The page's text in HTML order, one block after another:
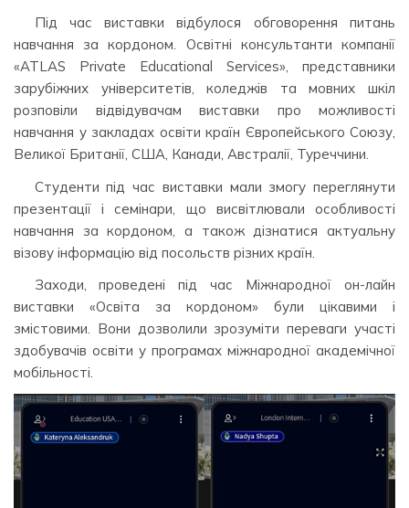
Під час виставки відбулося обговорення питань
навчання за кордоном. Освітні консультанти компанії
«ATLAS Private Educational Services», представники
зарубіжних університетів, коледжів та мовних шкіл
розповіли відвідувачам виставки про можливості
навчання у закладах освіти країн Європейського Союзу,
Великої Британії, США, Канади, Австралії, Туреччини.
Студенти під час виставки мали змогу переглянути
презентації і семінари, що висвітлювали особливості
навчання за кордоном, а також дізнатися актуальну
візову інформацію від посольств різних країн.
Заходи, проведені під час Міжнародної он-лайн
виставки «Освіта за кордоном» були цікавими і
змістовими. Вони дозволили зрозуміти переваги участі
здобувачів освіти у програмах міжнародної академічної
мобільності.